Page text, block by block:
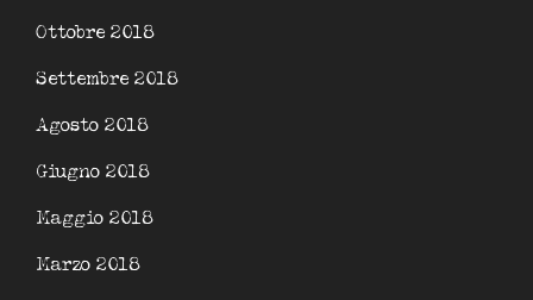
Ottobre 2018
Settembre 2018
Agosto 2018
Giugno 2018
Maggio 2018
Marzo 2018